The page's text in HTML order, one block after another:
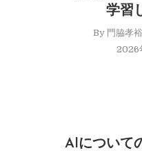
学習
By 門脇孝裕
2026
AIについて